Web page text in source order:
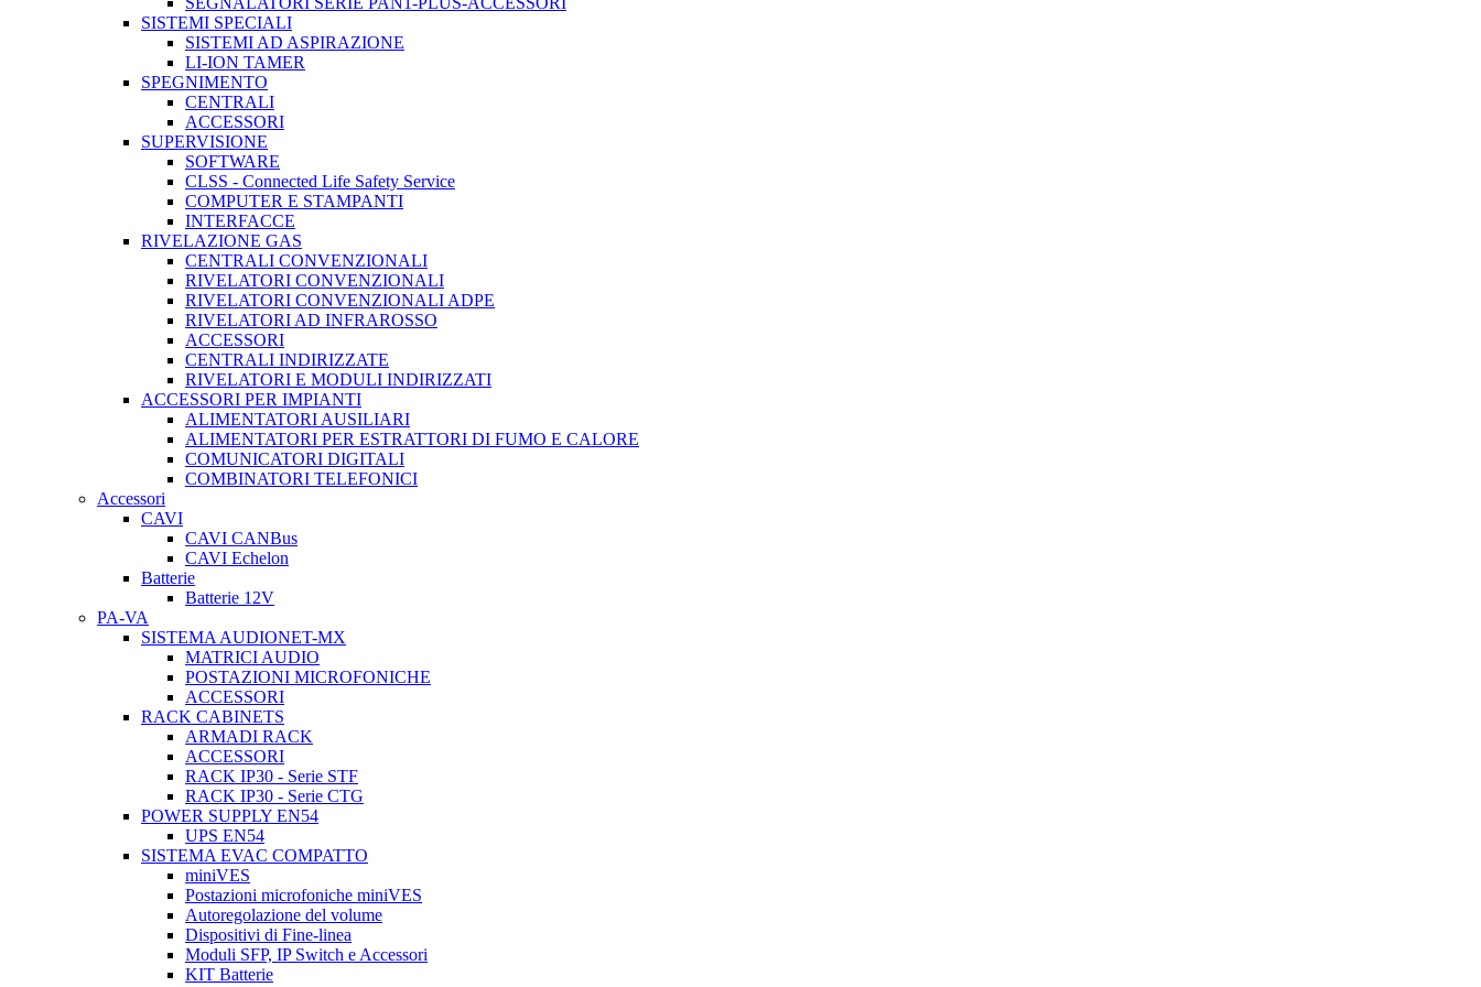
SISTEMI SPECIALI
SISTEMI AD ASPIRAZIONE
LI-ION TAMER
SPEGNIMENTO
CENTRALI
ACCESSORI
SUPERVISIONE
SOFTWARE
CLSS - Connected Life Safety Service
COMPUTER E STAMPANTI
INTERFACCE
RIVELAZIONE GAS
CENTRALI CONVENZIONALI
RIVELATORI CONVENZIONALI
RIVELATORI CONVENZIONALI ADPE
RIVELATORI AD INFRAROSSO
ACCESSORI
CENTRALI INDIRIZZATE
RIVELATORI E MODULI INDIRIZZATI
ACCESSORI PER IMPIANTI
ALIMENTATORI AUSILIARI
ALIMENTATORI PER ESTRATTORI DI FUMO E CALORE
COMUNICATORI DIGITALI
COMBINATORI TELEFONICI
Accessori
CAVI
CAVI CANBus
CAVI Echelon
Batterie
Batterie 12V
PA-VA
SISTEMA AUDIONET-MX
MATRICI AUDIO
POSTAZIONI MICROFONICHE
ACCESSORI
RACK CABINETS
ARMADI RACK
ACCESSORI
RACK IP30 - Serie STF
RACK IP30 - Serie CTG
POWER SUPPLY EN54
UPS EN54
SISTEMA EVAC COMPATTO
miniVES
Postazioni microfoniche miniVES
Autoregolazione del volume
Dispositivi di Fine-linea
Moduli SFP, IP Switch e Accessori
KIT Batterie